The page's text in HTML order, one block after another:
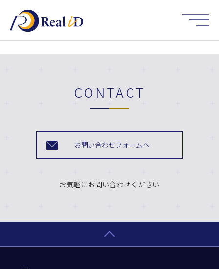
CONTACT
お問い合わせフォームへ
お気軽にお問い合わせください